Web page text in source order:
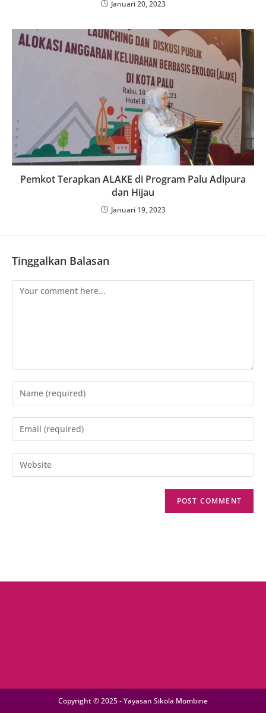
Januari 20, 2023
Pemkot Terapkan ALAKE di Program Palu Adipura
dan Hijau
Januari 19, 2023
Tinggalkan Balasan
Comment
Enter
your
name
comment
Enter
your
email
address
Enter
your
Copyright © 2025 - Yayasan Sikola Mombine